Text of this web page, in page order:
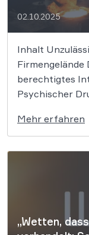
02.10.2025
Inhalt
berechtigtes
Psychischer
WBS.LEGAL:
Ein
seiner
seinem
einen
Mehr erfahren
„Wetten,